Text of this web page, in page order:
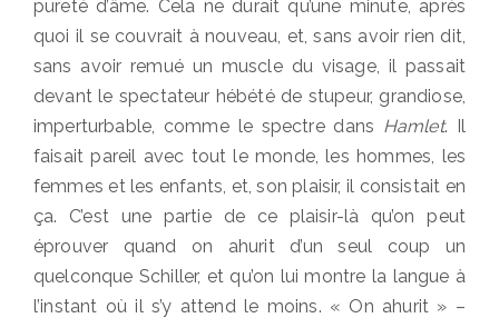
pureté d’âme. Cela ne durait qu’une minute, après
quoi il se couvrait à nouveau, et, sans avoir rien dit,
sans avoir remué un muscle du visage, il passait
devant le spectateur hébété de stupeur, grandiose,
imperturbable, comme le spectre dans Hamlet. Il
faisait pareil avec tout le monde, les hommes, les
femmes et les enfants, et, son plaisir, il consistait en
ça. C’est une partie de ce plaisir-là qu’on peut
éprouver quand on ahurit d’un seul coup un
quelconque Schiller, et qu’on lui montre la langue à
l’instant où il s’y attend le moins. « On ahurit » –